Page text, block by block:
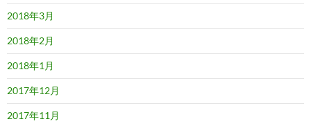
2018年3月
2018年2月
2018年1月
2017年12月
2017年11月